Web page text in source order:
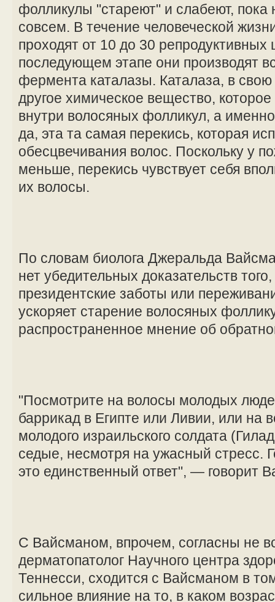
фолликулы "стареют" и слабеют, пока
совсем. В течение человеческой
проходят от 10 до 30
последующем этапе они производят
фермента каталазы. Каталаза, в
другое химическое вещество,
внутри волосяных фолликул, а
да, эта та самая перекись, которая
обесцвечивания волос. Поскольку у
меньше, перекись чувствует себя
их волосы.
По словам биолога Джеральда
нет убедительных доказательств
президентские заботы или
ускоряет старение волосяных
распространенное мнение об
"Посмотрите на волосы молодых
баррикад в Египте или Ливии, или на
молодого израильского солдата
седые, несмотря на ужасный стресс.
это единственный ответ", — говорит
С Вайсманом, впрочем, согласны не
дерматопатолог Научного центра
Теннесси, сходится с Вайсманом в
сильное влияние на то, в каком